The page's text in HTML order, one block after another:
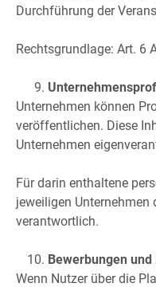
Durchführung der
Rechtsgrundlage: Art. 6
Unternehmen können
veröffentlichen. Diese
Unternehmen
Für darin enthaltene
jeweiligen
verantwortlich.
Bewerbungen
Wenn Nutzer über die